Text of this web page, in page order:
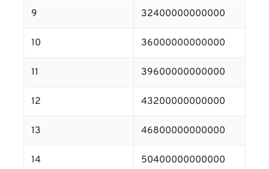
9 32400000000000
10 36000000000000
11 39600000000000
12 43200000000000
13 46800000000000
14 50400000000000